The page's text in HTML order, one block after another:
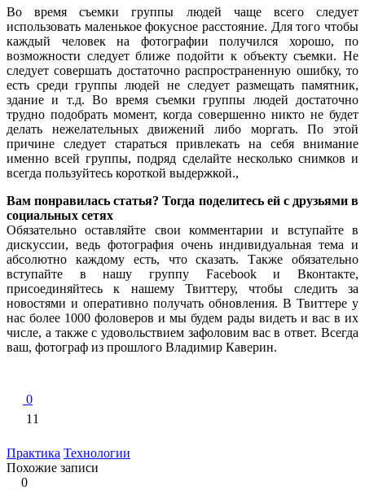
Во время съемки группы людей чаще всего следует
использовать маленькое фокусное расстояние. Для того чтобы
каждый человек на фотографии получился хорошо, по
возможности следует ближе подойти к объекту съемки. Не
следует совершать достаточно распространенную ошибку, то
есть среди группы людей не следует размещать памятник,
здание и т.д. Во время съемки группы людей достаточно
трудно подобрать момент, когда совершенно никто не будет
делать нежелательных движений либо моргать. По этой
причине следует стараться привлекать на себя внимание
именно всей группы, подряд сделайте несколько снимков и
всегда пользуйтесь короткой выдержкой.,
Вам понравилась статья? Тогда поделитесь ей с друзьями в
социальных сетях
Обязательно оставляйте свои комментарии и вступайте в
дискуссии, ведь фотография очень индивидуальная тема и
абсолютно каждому есть, что сказать. Также обязательно
вступайте в нашу группу Facebook и Вконтакте,
присоединяйтесь к нашему Твиттеру, чтобы следить за
новостями и оперативно получать обновления. В Твиттере у
нас более 1000 фоловеров и мы будем рады видеть и вас в их
числе, а также с удовольствием зафоловим вас в ответ. Всегда
ваш, фотограф из прошлого Владимир Каверин.
0
11
Практика Технологии
Похожие записи
0